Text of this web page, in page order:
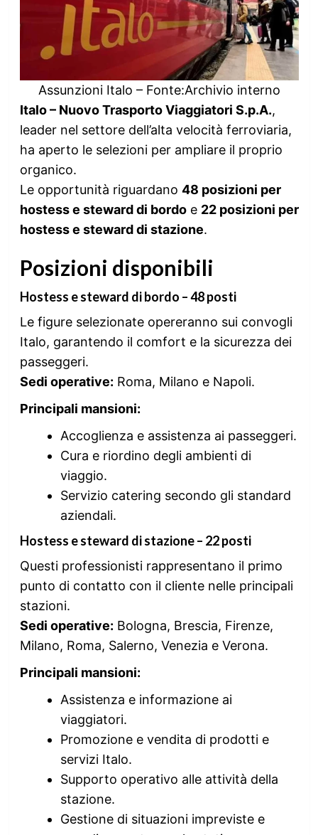
Assunzioni Italo – Fonte:Archivio interno
Italo – Nuovo Trasporto Viaggiatori S.p.A.,
leader nel settore dell’alta velocità ferroviaria,
ha aperto le selezioni per ampliare il proprio
organico.
Le opportunità riguardano 48 posizioni per
hostess e steward di bordoe 22 posizioni per
hostess e steward di stazione.
Posizioni disponibili
Hostess e steward di bordo – 48 posti
Le figure selezionate opereranno sui convogli
Italo, garantendo il comfort e la sicurezza dei
passeggeri.
Sedi operative: Roma, Milano e Napoli.
Principali mansioni:
Accoglienza e assistenza ai passeggeri.
Cura e riordino degli ambienti di
viaggio.
Servizio catering secondo gli standard
aziendali.
Hostess e steward di stazione – 22 posti
Questi professionisti rappresentano il primo
punto di contatto con il cliente nelle principali
stazioni.
Sedi operative: Bologna, Brescia, Firenze,
Milano, Roma, Salerno, Venezia e Verona.
Principali mansioni:
Assistenza e informazione ai
viaggiatori.
Promozione e vendita di prodotti e
servizi Italo.
Supporto operativo alle attività della
stazione.
Gestione di situazioni impreviste e